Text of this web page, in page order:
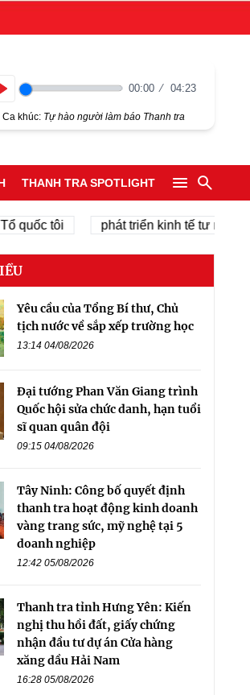
00:00 04:23
Ca khúc: Tự hào người làm báo Thanh tra
THANH TRA SPOTLIGHT
tôi phát triển kinh tế tư nhân
Yêu cầu của Tổng Bí thư, Chủ
tịch nước về sắp xếp trường học
13:14 04/08/2026
Đại tướng Phan Văn Giang trình
Quốc hội sửa chức danh, hạn tuổi
sĩ quan quân đội
09:15 04/08/2026
Tây Ninh: Công bố quyết định
thanh tra hoạt động kinh doanh
vàng trang sức, mỹ nghệ tại 5
doanh nghiệp
12:42 05/08/2026
Thanh tra tỉnh Hưng Yên: Kiến
nghị thu hồi đất, giấy chứng
nhận đầu tư dự án Cửa hàng
xăng dầu Hải Nam
16:28 05/08/2026